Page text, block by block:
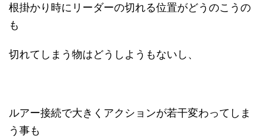
根掛かり時にリーダーの切れる位置がどうのこうの
も
切れてしまう物はどうしようもないし、
ルアー接続で大きくアクションが若干変わってしま
う事も